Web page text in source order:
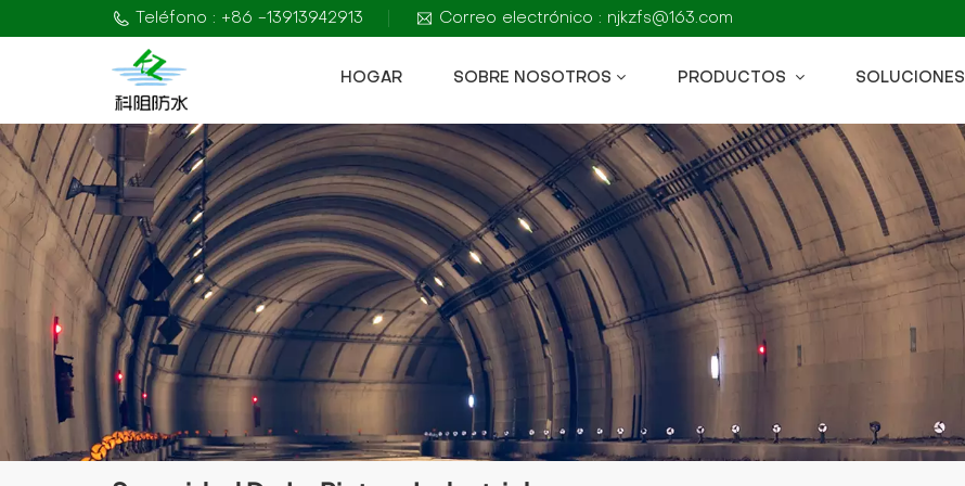
Teléfono : +86 -13913942913 Correo electrónico : njkzfs@163.com
HOGAR SOBRE NOSOTROS PRODUCTOS SOLUCIONES